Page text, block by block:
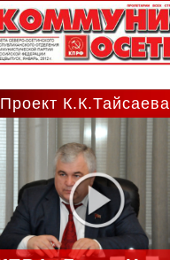
Проект К.К.Тайсаева